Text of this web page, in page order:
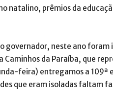
natalino, prêmios da
governador, neste ano
Caminhos da Paraíba, que
feira) entregamos a 109ª
que eram isoladas faltam